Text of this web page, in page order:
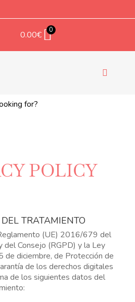
0.00€ 0
Toggle
POLICY
TRATAMIENTO
(UE) 2016/679 del
del Consejo (RGPD) y la Ley
de diciembre, de Protección de
de los derechos digitales
de los siguientes datos del